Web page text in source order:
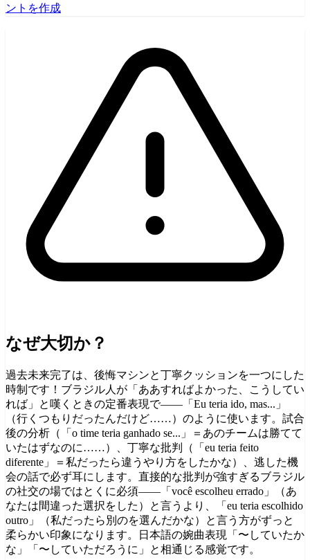
ントを作成
なぜ大切か？
過去未来完了は、後悔マシンと丁寧クッションを一つにした
時制です！ブラジル人が「ああすればよかった、こうしてい
れば」と嘆くときの定番表現で——「Eu teria ido, mas...」
（行くつもりだったんだけど……）のように使います。試合
後の分析（「o time teria ganhado se...」＝あのチームは勝てて
いたはずなのに……）、丁寧な批判（「eu teria feito
diferente」＝私だったら違うやり方をしたかな）、逃した機
会の話で必ず耳にします。直接的な批判が強すぎるブラジル
の社交の場ではとくに必須——「você escolheu errado」（あ
なたは間違った選択をした）と言うより、「eu teria escolhido
outro」（私だったら別のを選んだかな）と言う方がずっと
柔らかい印象になります。日本語の婉曲表現「〜していたか
な」「〜していただろうに」と相通じる感覚です。